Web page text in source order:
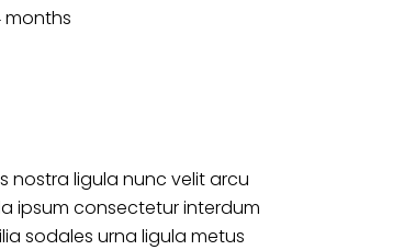
months
nostra ligula nunc velit arcu
ipsum consectetur interdum
sodales urna ligula metus